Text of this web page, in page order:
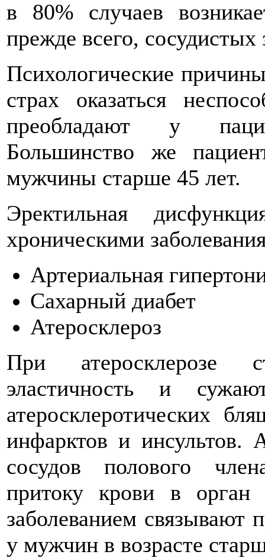
в 80% случаев
прежде всего, сосудистых
Психологические
страх оказаться
преобладают у
Большинство же
мужчины старше 45 лет.
Эректильная
хроническими
Артериальная
Сахарный диабет
Атеросклероз
При атеросклерозе
эластичность и
атеросклеротических
инфарктов и инсультов.
сосудов полового
притоку крови в
заболеванием связывают
у мужчин в возрасте